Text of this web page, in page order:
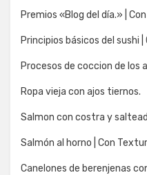
Premios «Blog del día.» |
Principios básicos del sushi
Procesos de coccion de los
Ropa vieja con ajos tiernos.
Salmon con costra y
Salmón al horno | Con
Canelones de berenjenas